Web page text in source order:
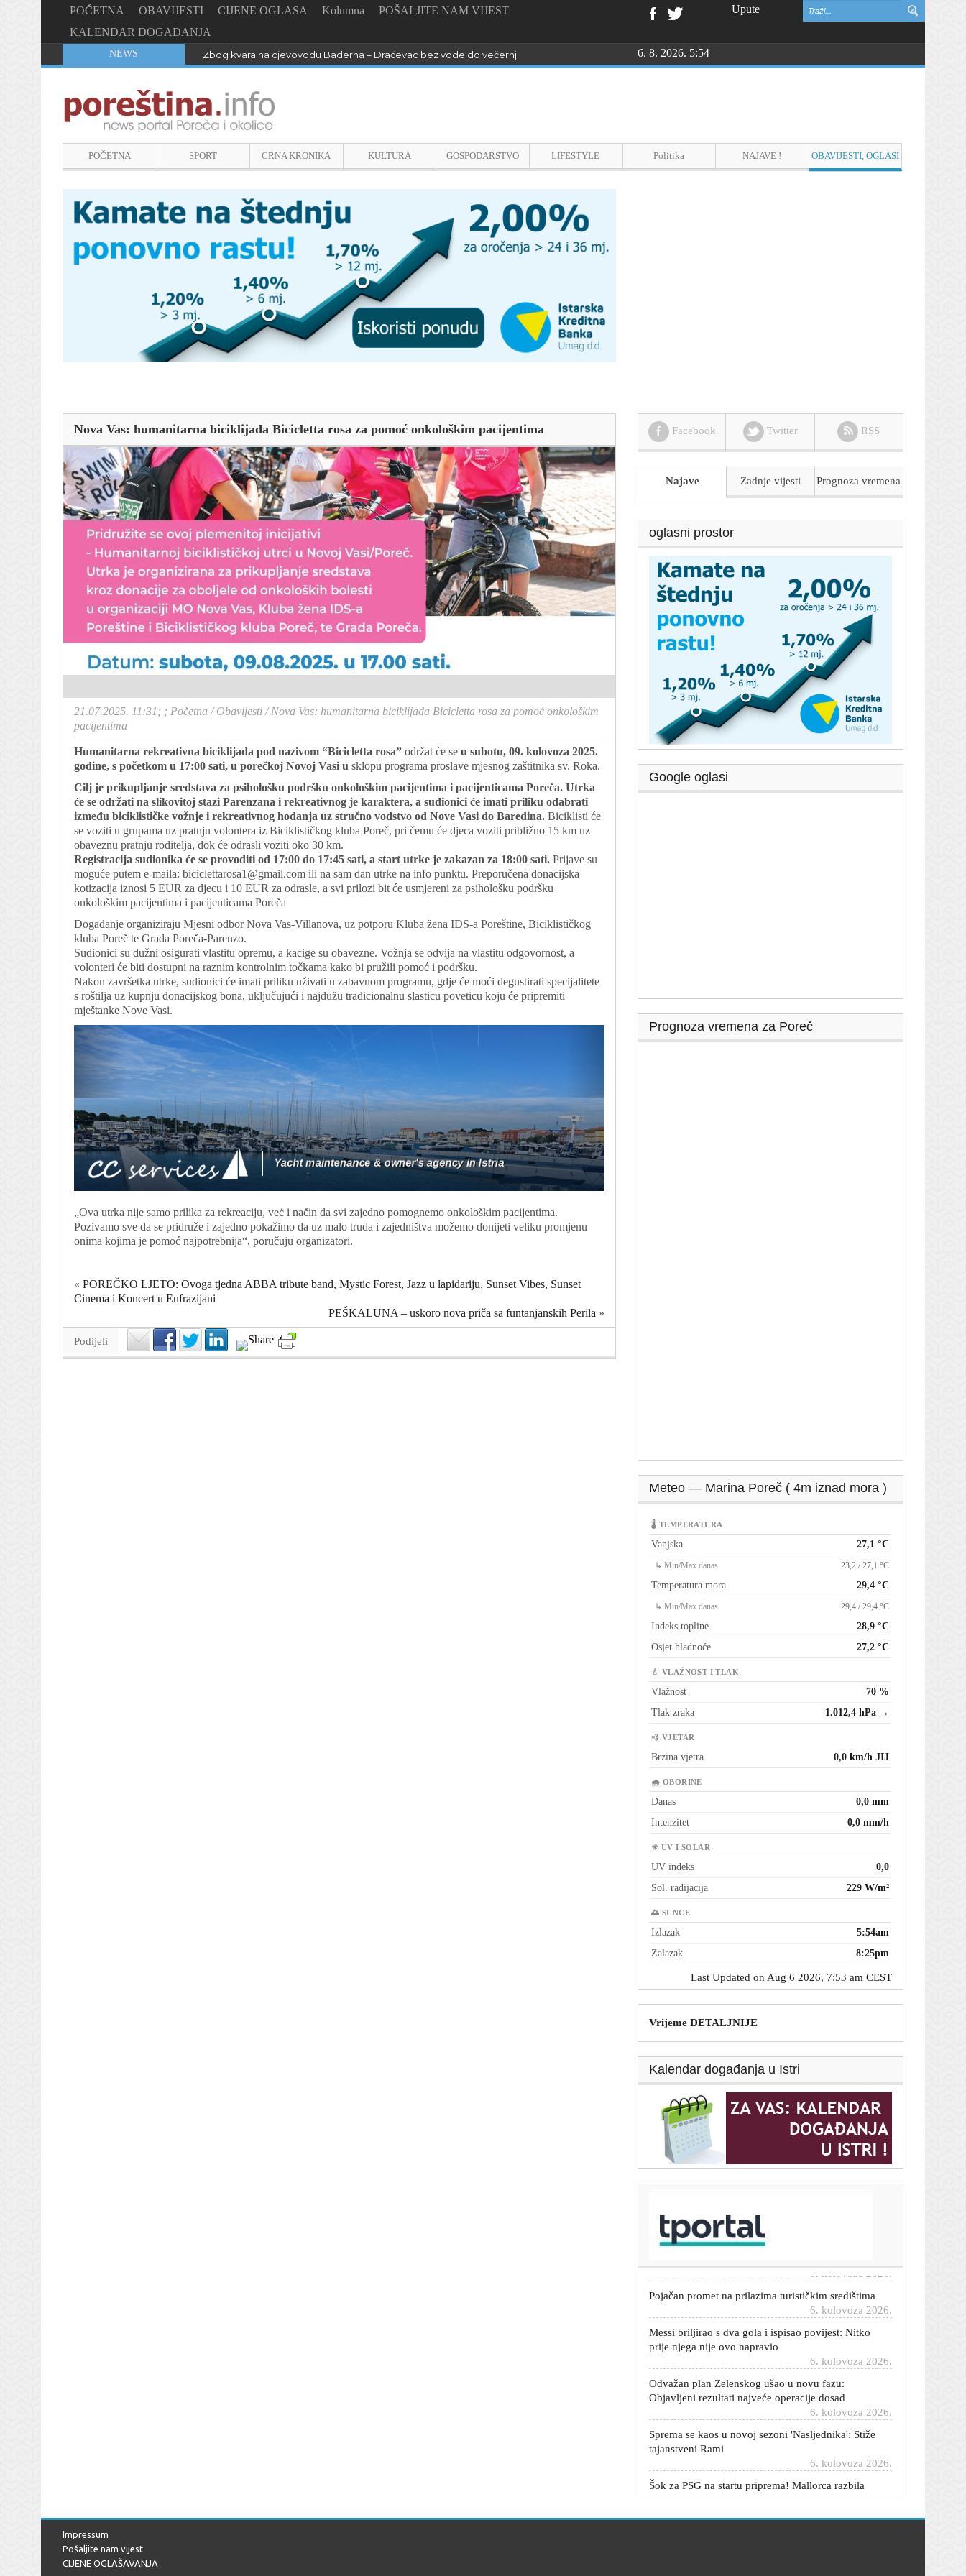
POČETNA OBAVIJESTI CIJENE OGLASA Kolumna
POŠALJITE NAM VIJEST
KALENDAR DOGAĐANJA
Upute
NEWS Zbog kvara na cjevovodu Baderna – Dračevac bez vode do večernjih sati ! 6. 8. 2026. 5:54
POČETNA SPORT CRNA KRONIKA KULTURA GOSPODARSTVO LIFESTYLE Politika NAJAVE ! OBAVIJESTI, OGLASI
Nova Vas: humanitarna biciklijada Bicicletta rosa za pomoć onkološkim pacijentima
21.07.2025. 11:31; ; Početna /Obavijesti /Nova Vas: humanitarna biciklijada Bicicletta rosa za pomoć onkološkim
pacijentima
Humanitarna rekreativna biciklijada pod nazivom “Bicicletta rosa” održat će se u subotu, 09. kolovoza 2025.
godine, s početkom u 17:00 sati, u porečkoj Novoj Vasi u sklopu programa proslave mjesnog zaštitnika sv. Roka.
Cilj je prikupljanje sredstava za psihološku podršku onkološkim pacijentima i pacijenticama Poreča. Utrka
će se održati na slikovitoj stazi Parenzana i rekreativnog je karaktera, a sudionici će imati priliku odabrati
između biciklističke vožnje i rekreativnog hodanja uz stručno vodstvo od Nove Vasi do Baredina. Biciklisti će
se voziti u grupama uz pratnju volontera iz Biciklističkog kluba Poreč, pri čemu će djeca voziti približno 15 km uz
obaveznu pratnju roditelja, dok će odrasli voziti oko 30 km.
Registracija sudionika će se provoditi od 17:00 do 17:45 sati, a start utrke je zakazan za 18:00 sati. Prijave su
moguće putem e-maila: biciclettarosa1@gmail.com ili na sam dan utrke na info punktu. Preporučena donacijska
kotizacija iznosi 5 EUR za djecu i 10 EUR za odrasle, a svi prilozi bit će usmjereni za psihološku podršku
onkološkim pacijentima i pacijenticama Poreča
Događanje organiziraju Mjesni odbor Nova Vas-Villanova, uz potporu Kluba žena IDS-a Poreštine, Biciklističkog
kluba Poreč te Grada Poreča-Parenzo.
Sudionici su dužni osigurati vlastitu opremu, a kacige su obavezne. Vožnja se odvija na vlastitu odgovornost, a
volonteri će biti dostupni na raznim kontrolnim točkama kako bi pružili pomoć i podršku.
Nakon završetka utrke, sudionici će imati priliku uživati u zabavnom programu, gdje će moći degustirati specijalitete
s roštilja uz kupnju donacijskog bona, uključujući i najdužu tradicionalnu slasticu poveticu koju će pripremiti
mještanke Nove Vasi.
„Ova utrka nije samo prilika za rekreaciju, već i način da svi zajedno pomognemo onkološkim pacijentima.
Pozivamo sve da se pridruže i zajedno pokažimo da uz malo truda i zajedništva možemo donijeti veliku promjenu
onima kojima je pomoć najpotrebnija“, poručuju organizatori.
« POREČKO LJETO: Ovoga tjedna ABBA tribute band, Mystic Forest, Jazz u lapidariju, Sunset Vibes, Sunset
Cinema i Koncert u Eufrazijani
PEŠKALUNA – uskoro nova priča sa funtanjanskih Perila »
Podijeli
Facebook Twitter RSS
Najave Zadnje vijesti Prognoza vremena
oglasni prostor
Google oglasi
Prognoza vremena za Poreč
Meteo — Marina Poreč ( 4m iznad mora )
🌡 TEMPERATURA
Vanjska 27,1 °C
↳ Min/Max danas 23,2 / 27,1 °C
Temperatura mora 29,4 °C
↳ Min/Max danas 29,4 / 29,4 °C
Indeks topline
28,9 °C
Osjet hladnoće
27,2 °C
💧 VLAŽNOST I TLAK
Vlažnost
70 %
Tlak zraka
1.012,4 hPa →
💨 VJETAR
Brzina vjetra 0,0 km/h JIJ
🌧 OBORINE
Danas
0,0 mm
Intenzitet
0,0 mm/h
☀ UV I SOLAR
UV indeks
0,0
Sol. radijacija
229 W/m²
🌅 SUNCE
Izlazak
5:54am
Zalazak
8:25pm
Last Updated on Aug 6 2026, 7:53 am CEST
Vrijeme DETALJNIJE
Kalendar događanja u Istri
Kupili ste BMW, a ekran vam prikazuje reklame:
Vlasnici bijesni zbog novog poteza
Messi briljirao s dva gola i ispisao povijest: Nitko
6. kolovoza 2026.
Odvažan plan Zelenskog ušao u novu fazu:
6. kolovoza 2026.
Sprema se kaos u novoj sezoni 'Nasljednika': Stiže
6. kolovoza 2026.
Šok za PSG na startu priprema! Mallorca razbila
europskog prvaka s 3:0
6. kolovoza 2026.
Impressum
Pošaljite nam vijest
CIJENE OGLAŠAVANJA